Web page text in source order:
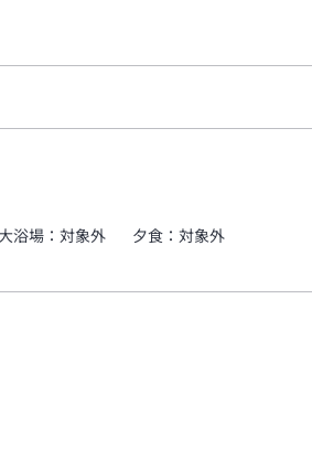
大浴場： 対象外 夕食： 対象外